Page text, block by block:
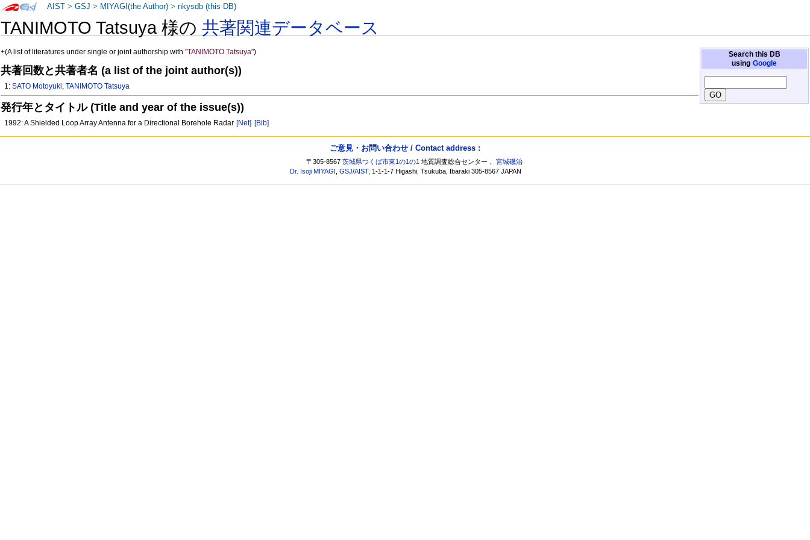
TANIMOTO Tatsuya 様の共著関連データベース
Search this DB
using Google
+(A list of literatures under single or joint authorship with"TANIMOTO Tatsuya")
共著回数と共著者名 (a list of the joint author(s))
1:SATO Motoyuki,TANIMOTO Tatsuya
発行年とタイトル (Title and year of the issue(s))
1992: A Shielded Loop Array Antenna for a Directional Borehole Radar [Net] [Bib]
AIST >GSJ > MIYAGI(the Author) >nkysdb (this DB)
ご意見・お問い合わせ / Contact address :
〒305-8567茨城県つくば市東1の1の1 地質調査総合センター，宮城磯治
Dr. Isoji MIYAGI ,GSJ/AIST, 1-1-1-7 Higashi, Tsukuba, Ibaraki 305-8567 JAPAN